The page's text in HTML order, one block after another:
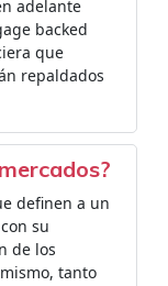
adelante
backed
que
repaldados
definen a un
su
de los
tanto